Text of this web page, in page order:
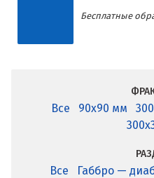
Бесплатные
Все 90x90 мм
Все Габбро —